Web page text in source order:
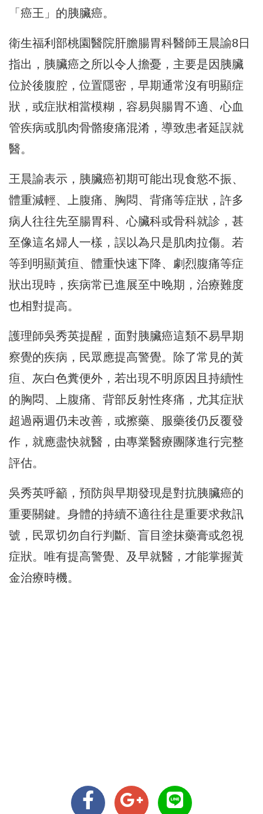
「癌王」的胰臟癌。
衛生福利部桃園醫院肝膽腸胃科醫師王晨諭8日
指出，胰臟癌之所以令人擔憂，主要是因胰臟
位於後腹腔，位置隱密，早期通常沒有明顯症
狀，或症狀相當模糊，容易與腸胃不適、心血
管疾病或肌肉骨骼痠痛混淆，導致患者延誤就
醫。
王晨諭表示，胰臟癌初期可能出現食慾不振、
體重減輕、上腹痛、胸悶、背痛等症狀，許多
病人往往先至腸胃科、心臟科或骨科就診，甚
至像這名婦人一樣，誤以為只是肌肉拉傷。若
等到明顯黃疸、體重快速下降、劇烈腹痛等症
狀出現時，疾病常已進展至中晚期，治療難度
也相對提高。
護理師吳秀英提醒，面對胰臟癌這類不易早期
察覺的疾病，民眾應提高警覺。除了常見的黃
疸、灰白色糞便外，若出現不明原因且持續性
的胸悶、上腹痛、背部反射性疼痛，尤其症狀
超過兩週仍未改善，或擦藥、服藥後仍反覆發
作，就應盡快就醫，由專業醫療團隊進行完整
評估。
吳秀英呼籲，預防與早期發現是對抗胰臟癌的
重要關鍵。身體的持續不適往往是重要求救訊
號，民眾切勿自行判斷、盲目塗抹藥膏或忽視
症狀。唯有提高警覺、及早就醫，才能掌握黃
金治療時機。